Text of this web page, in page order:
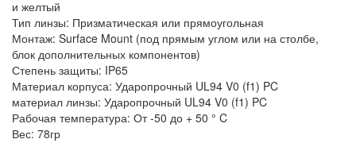
и желтый
Тип линзы: Призматическая или прямоугольная
Монтаж: Surface Mount (под прямым углом или на столбе,
блок дополнительных компонентов)
Степень защиты: IP65
Материал корпуса: Ударопрочный UL94 V0 (f1) PC
материал линзы: Ударопрочный UL94 V0 (f1) PC
Рабочая температура: От -50 до + 50 ° C
Вес: 78гр